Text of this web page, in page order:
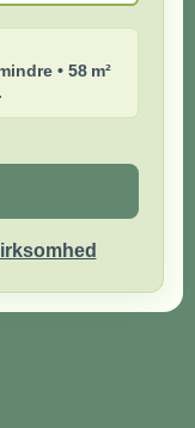
• 58 m²